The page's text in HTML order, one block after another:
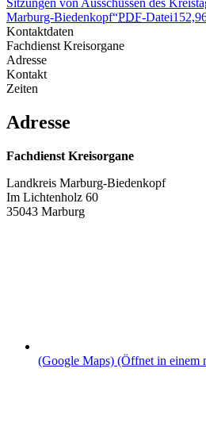
Sitzungen von Ausschüssen des
Marburg-Biedenkopf“PDF-Datei
Kontaktdaten
Fachdienst Kreisorgane
Adresse
Kontakt
Zeiten
Adresse
Fachdienst Kreisorgane
Landkreis Marburg-Biedenkopf
Im Lichtenholz 60
35043 Marburg
(Google Maps) (Öffnet in einem